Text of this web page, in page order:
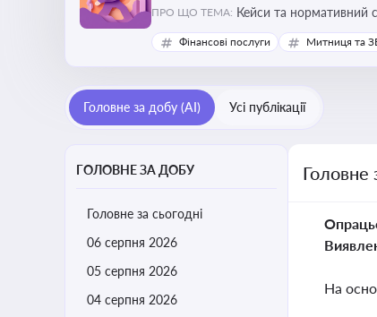
ПРО ЩО ТЕМА: Кейси та нормативний
Фінансові послуги Митниця та
Головне за добу (AI) Усі публікації
ГОЛОВНЕ ЗА ДОБУ
Головне за сьогодні
06 серпня 2026
05 серпня 2026
04 серпня 2026
Головне
На